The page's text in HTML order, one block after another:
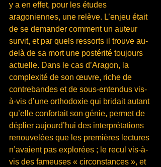
y a en effet, pour les études
aragoniennes, une relève. L’enjeu était
de se demander comment un auteur
survit, et par quels ressorts il trouve au-
delà de sa mort une postérité toujours
actuelle. Dans le cas d’Aragon, la
complexité de son œuvre, riche de
contrebandes et de sous-entendus vis-
à-vis d’une orthodoxie qui bridait autant
qu’elle confortait son génie, permet de
déplier aujourd’hui des interprétations
renouvelées que les premières lectures
n’avaient pas explorées ; le recul vis-à-
vis des fameuses « circonstances », et